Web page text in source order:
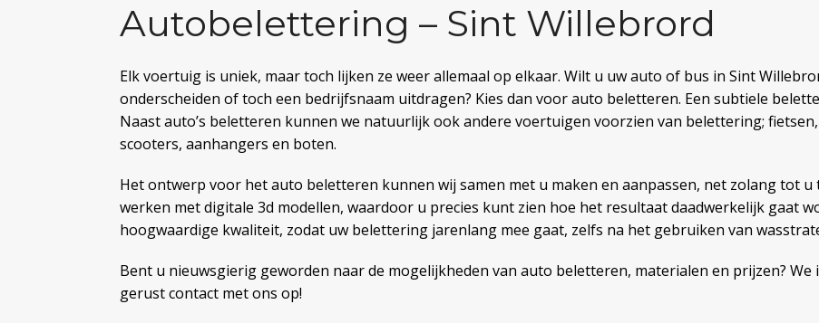
Autobelettering – Sint Willebrord
Elk voertuig is uniek, maar toch lijken ze weer allemaal op elkaar. Wilt u uw auto of bus in Sint
onderscheiden of toch een bedrijfsnaam uitdragen? Kies dan voor auto beletteren. Een subtiele
Naast auto’s beletteren kunnen we natuurlijk ook andere voertuigen voorzien van belettering;
scooters, aanhangers en boten.
Het ontwerp voor het auto beletteren kunnen wij samen met u maken en aanpassen, net zolang tot u
werken met digitale 3d modellen, waardoor u precies kunt zien hoe het resultaat daadwerkelijk gaat
hoogwaardige kwaliteit, zodat uw belettering jarenlang mee gaat, zelfs na het gebruiken van
Bent u nieuwsgierig geworden naar de mogelijkheden van auto beletteren, materialen en prijzen?
gerust contact met ons op!